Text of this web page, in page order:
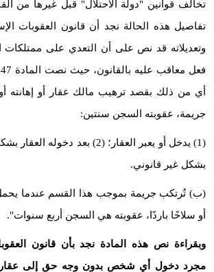
تخالف قوانين "دولة الاحتلال" قبل غيرها من
وتعديلاته قد نص على أن التعدي على ممتلكات
أي من ذلك بقصد ترهيب مالك عقار أو إهانته
جريمة، عقوبته السجن سنتين:
(1) يدخل أو يعبر العقار؛ (2) بعد
بشكل غير قانوني.
(ب) تُرتكب جريمة بموجب هذا القسم عندما يحمل
أو سلاحًا باردًا، عقوبته هي السجن أربع سنوات".
وبقراءة نص هذه المادة نجد بأن قانون
مجرد دخول أي شخص بدون وجه حق إلى عقار